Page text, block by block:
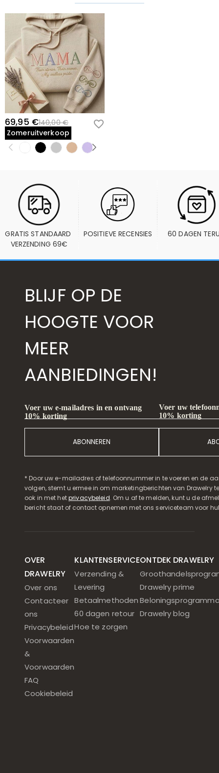
69,95 €140,00 €
Zomeruitverkoop
GRATIS STANDAARD
VERZENDING 69€
POSITIEVE RECENSIES 60 DAGEN
BLIJF OP DE
HOOGTE VOOR
MEER
AANBIEDINGEN!
Voer uw e-mailadres in en ontvang
10% korting
ABONNEREN
Voer uw
10% korting
* Door uw e-mailadres of telefoonnummer in te voeren en de
volgen, stemt u ermee in om marketingberichten van Drawelry
ook in met hetprivacybeleid. Om u af te melden, kunt u de
bericht staat of contact opnemen met ons serviceteam voor
OVER
DRAWELRY
Over ons
Contacteer
ons
Privacybeleid
Voorwaarden
&
Voorwaarden
FAQ
Cookiebeleid
KLANTENSERVICE
Verzending &
Levering
Betaalmethoden
60 dagen retour
Hoe te zorgen
ONTDEK DRAWELRY
Drawelry prime
Drawelry blog